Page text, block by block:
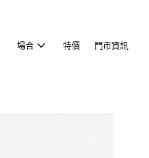
場合 特價 門市資訊